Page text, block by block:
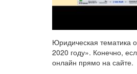
Юридическая тематика
2020 году». Конечно,
онлайн прямо на сайте.